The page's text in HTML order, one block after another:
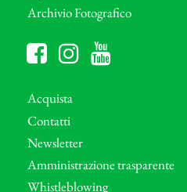
Archivio Fotografico
Acquista
Contatti
Newsletter
Amministrazione trasparente
Whistleblowing